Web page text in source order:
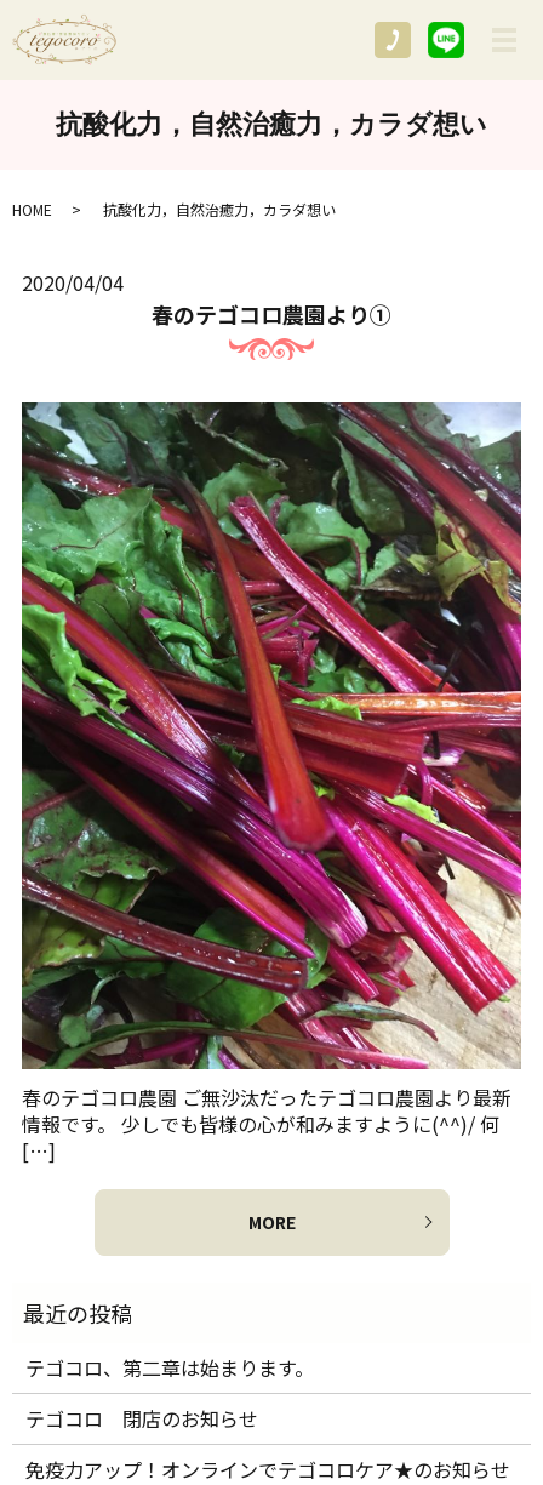
抗酸化力，自然治癒力，カラダ想い
HOME 抗酸化力，自然治癒力，カラダ想い
2020/04/04
春のテゴコロ農園より①
春のテゴコロ農園 ご無沙汰だったテゴコロ農園より最新
情報です。 少しでも皆様の心が和みますように(^^)/ 何
[…]
MORE
テゴコロ、第二章は始まります。
テゴコロ 閉店のお知らせ
免疫力アップ！オンラインでテゴコロケア★のお知らせ